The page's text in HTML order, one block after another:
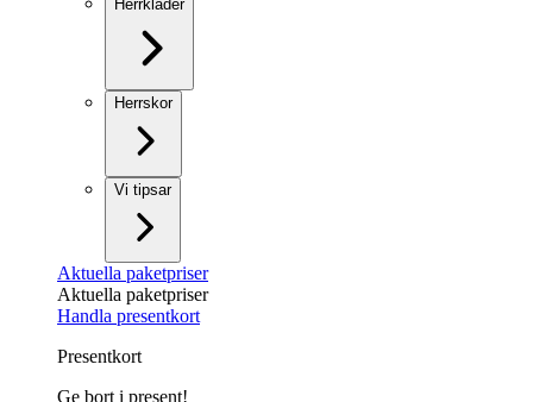
Herrkläder
Herrskor
Vi tipsar
Aktuella paketpriser
Aktuella paketpriser
Handla presentkort
Presentkort
Ge bort i present!